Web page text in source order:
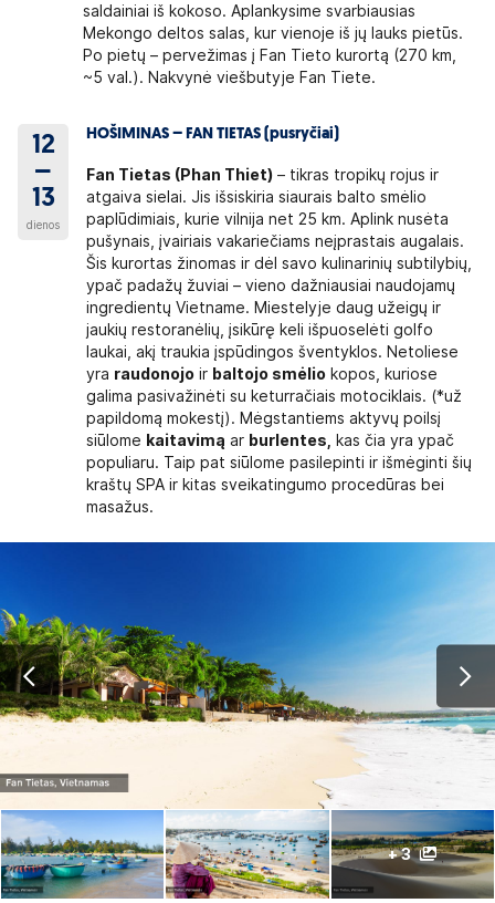
saldainiai iš kokoso. Aplankysime svarbiausias
Mekongo deltos salas, kur vienoje iš jų lauks pietūs.
Po pietų – pervežimas į Fan Tieto kurortą (270 km,
~5 val.). Nakvynė viešbutyje Fan Tiete.
12
–
13
dienos
HOŠIMINAS – FAN TIETAS (pusryčiai)
Fan Tietas (Phan Thiet) – tikras tropikų rojus ir
atgaiva sielai. Jis išsiskiria siaurais balto smėlio
paplūdimiais, kurie vilnija net 25 km. Aplink nusėta
pušynais, įvairiais vakariečiams neįprastais augalais.
Šis kurortas žinomas ir dėl savo kulinarinių subtilybių,
ypač padažų žuviai – vieno dažniausiai naudojamų
ingredientų Vietname. Miestelyje daug užeigų ir
jaukių restoranėlių, įsikūrę keli išpuoselėti golfo
laukai, akį traukia įspūdingos šventyklos. Netoliese
yra raudonojo ir baltojo smėlio kopos, kuriose
galima pasivažinėti su keturračiais motociklais. (*už
papildomą mokestį). Mėgstantiems aktyvų poilsį
siūlome kaitavimą ar burlentes,
kas čia yra ypač
populiaru. Taip pat siūlome pasilepinti ir išmėginti šių
kraštų SPA ir kitas sveikatingumo procedūras bei
masažus.
+ 3